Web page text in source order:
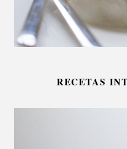
RECETAS